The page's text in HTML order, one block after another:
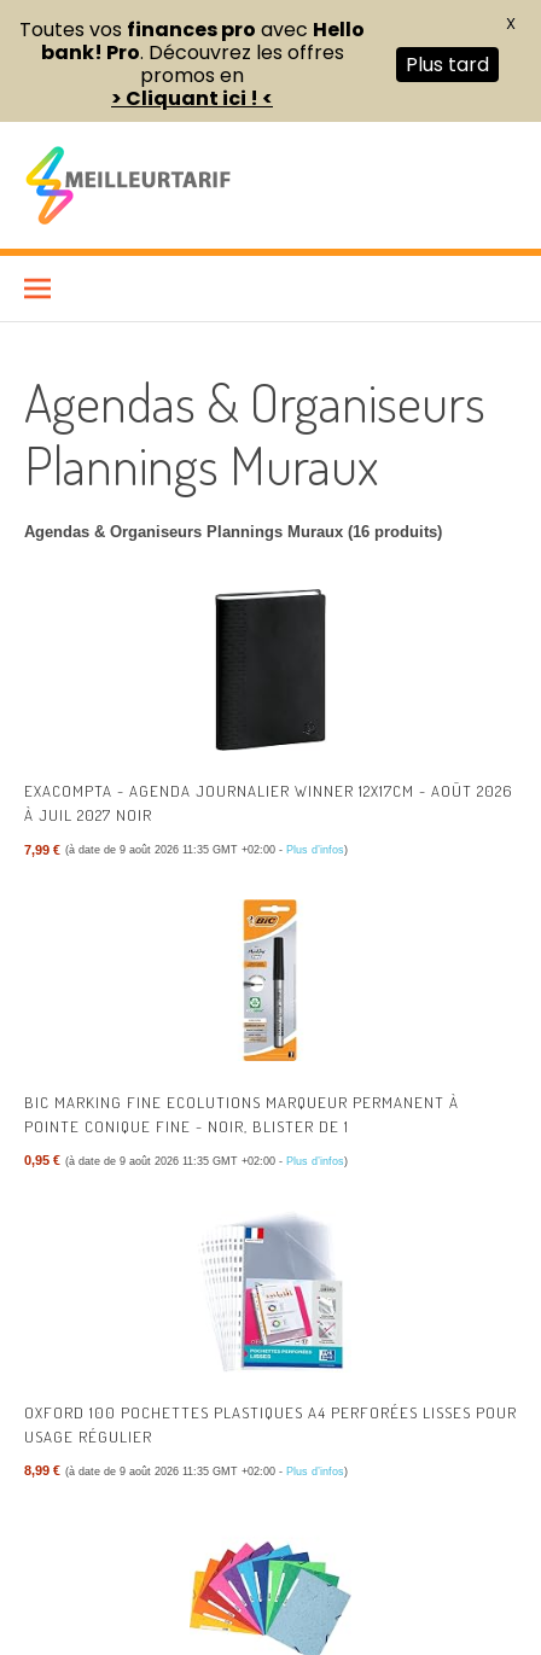
contenu
Meilleur Tarif
Agendas & Organiseurs
Plannings Muraux
Agendas & Organiseurs Plannings Muraux (16 produits)
EXACOMPTA - AGENDA JOURNALIER WINNER 12X17CM - AOÛT 2026
À JUIL 2027 NOIR
7,99 € (à date de 9 août 2026 11:35 GMT +02:00 - Plus d’infos)
BIC MARKING FINE ECOLUTIONS MARQUEUR PERMANENT À
POINTE CONIQUE FINE - NOIR, BLISTER DE 1
0,95 € (à date de 9 août 2026 11:35 GMT +02:00 - Plus d’infos)
OXFORD 100 POCHETTES PLASTIQUES A4 PERFORÉES LISSES POUR
USAGE RÉGULIER
8,99 € (à date de 9 août 2026 11:35 GMT +02:00 - Plus d’infos)
Toutes vos finances pro avec Hello
bank! Pro. Découvrez les offres
promos en
> Cliquant ici ! <
Plus tard
X